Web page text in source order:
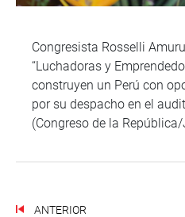
Congresista Rosselli
“Luchadoras y
construyen un Perú con
por su despacho en el
(Congreso de la
ANTERIOR